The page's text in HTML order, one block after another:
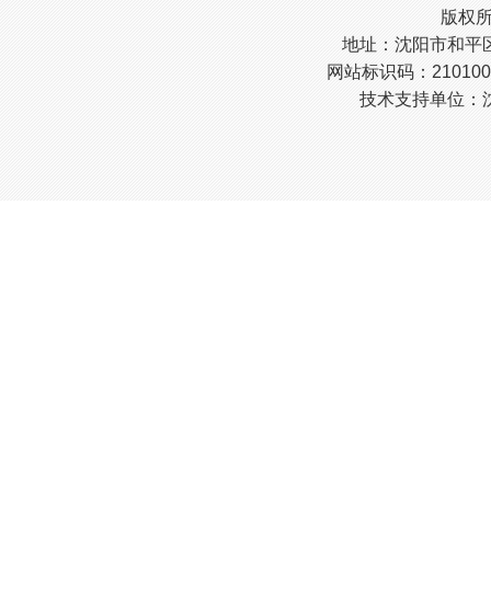
版权
地址：沈阳市和平
网站标识码：
技术支持单位：